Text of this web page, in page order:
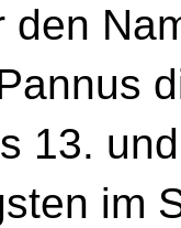
den
13.
im